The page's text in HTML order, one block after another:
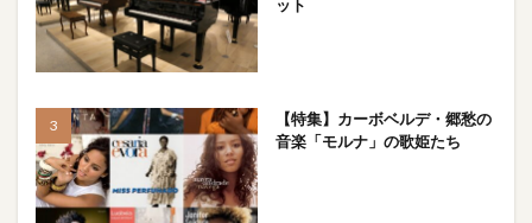
ット
【特集】カーボベルデ・郷愁の
音楽「モルナ」の歌姫たち